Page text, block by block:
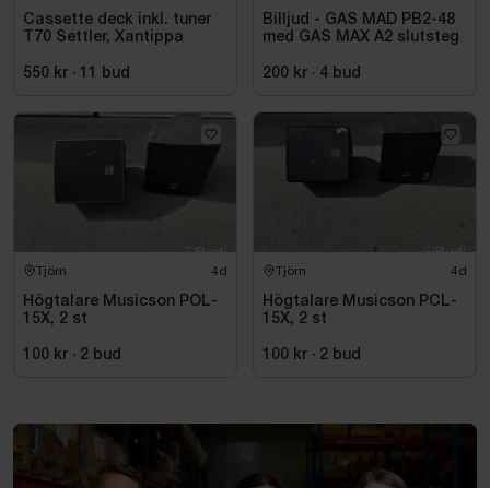
Cassette deck inkl. tuner
T70 Settler, Xantippa
550 kr · 11 bud
Billjud - GAS MAD PB2-48
med GAS MAX A2 slutsteg
200 kr · 4 bud
Tjörn 4d
Högtalare Musicson POL-
15X, 2 st
100 kr · 2 bud
Tjörn 4d
Högtalare Musicson PCL-
15X, 2 st
100 kr · 2 bud